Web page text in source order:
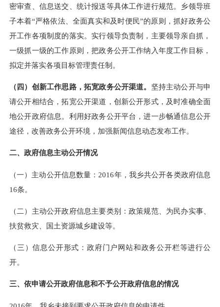
密审查、信息送交、统计报送等具体工作进行规范。 乡领导班
子本着“严格依法、全面真实和及时便民”的原则，抓好政务公
开工作各项制度的落实。实行领导负责制，主要领导亲自抓，
一级抓一级的工作原则，把政务公开工作纳入年度工作目标，
拟定并落实各项目标管理责任制。
（四）创新工作思路，拓宽政务公开渠道。 坚持主动公开与申
请公开相结合，拓宽公开渠道，创新公开形式，及时准确全面
地公开政府信息。利用好政务公开平台，进一步畅通信息公开
途径，改善政务公开环境，加强新闻信息动态发布工作。
二、政府信息主动公开情况
（一）主动公开信息数量：2016年，我乡共公开各类政府信息
16条。
（二）主动公开政府信息主要类别：政策规范、为民办实事、
扶贫救灾、国土资源城乡建设等。
（三）信息公开形式：政府门户网站和政务公开栏等进行公
开。
三、依申请公开政府信息和不予公开政府信息的情况